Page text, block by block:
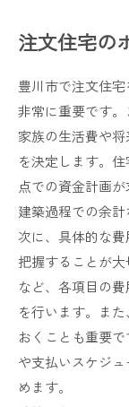
注文住宅の
豊川市で注文住
非常に重要です。
家族の生活費や
を決定します。
点での資金計画
建築過程での余計
次に、具体的な
把握することが
など、各項目の
を行います。ま
おくことも重要
や支払いスケジ
めます。